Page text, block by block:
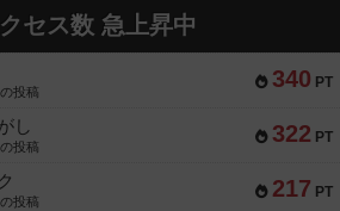
セス数 急上昇中
340 PT
投稿
322 PT
し
投稿
217 PT
投稿